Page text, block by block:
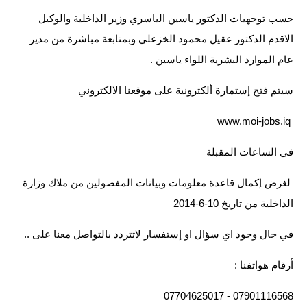
المنح المالية
اخبار العراق
الاخبار الاقتصادية
حسب توجهيات الدكتور ياسين الياسري وزير الداخلية والوكيل
الاقدم الدكتور عقيل محمود الخزعلي وبمتابعة مباشرة من مدير
عام الموارد البشرية اللواء ياسين .
سيتم فتح إستمارة ألكترونية على موقعنا الالكتروني
في الساعات المقبلة
لغرض إكمال قاعدة معلومات وبيانات المفصولين من ملاك وزارة
الداخلية من تاريخ 10-6-2014
في حال وجود اي سؤال او إستفسار لاتتردد بالتواصل معنا على ..
أرقام هواتفنا :
07901116568 - 07704625017